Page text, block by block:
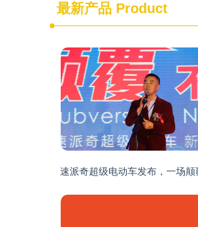
最新产品 Product